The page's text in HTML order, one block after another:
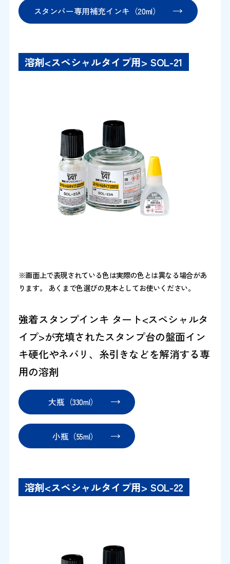
スタンパー専用補充インキ（20ml）
溶剤<スペシャルタイプ用> SOL-21
※画面上で表現されている色は実際の色とは異なる場合があ
ります。 あくまで色選びの見本としてお使いください。
強着スタンプインキ タート<スペシャルタ
イプ>が充填されたスタンプ台の盤面イン
キ硬化やネバリ、糸引きなどを解消する専
用の溶剤
大瓶（330ml）
小瓶（55ml）
溶剤<スペシャルタイプ用> SOL-22